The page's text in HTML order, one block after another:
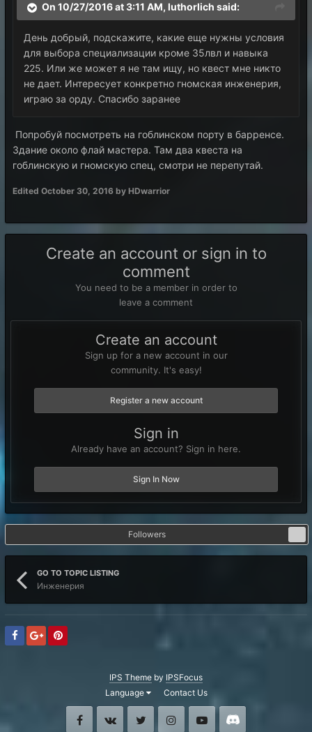
On 10/27/2016 at 3:11 AM, luthorlich said:
День добрый, подскажите, какие еще нужны условия
для выбора специализации кроме 35лвл и навыка
225. Или же может я не там ищу, но квест мне никто
не дает. Интересует конкретно гномская инженерия,
играю за орду. Спасибо заранее
Попробуй посмотреть на гоблинском порту в барренсе.
Здание около флай мастера. Там два квеста на
гоблинскую и гномскую спец, смотри не перепутай.
Edited October 30, 2016 by HDwarrior
Create an account or sign in to
comment
You need to be a member in order to
leave a comment
Create an account
Sign up for a new account in our
community. It's easy!
Register a new account
Sign in
Already have an account? Sign in here.
Sign In Now
Followers
GO TO TOPIC LISTING
Инженерия
IPS Theme by IPSFocus
Language
Contact Us
FacebookVK Twitter InstagramYoutube